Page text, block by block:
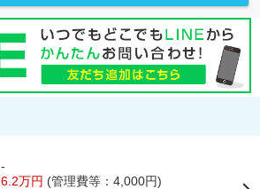
-
6.2万円 (管理費等：4,000円)